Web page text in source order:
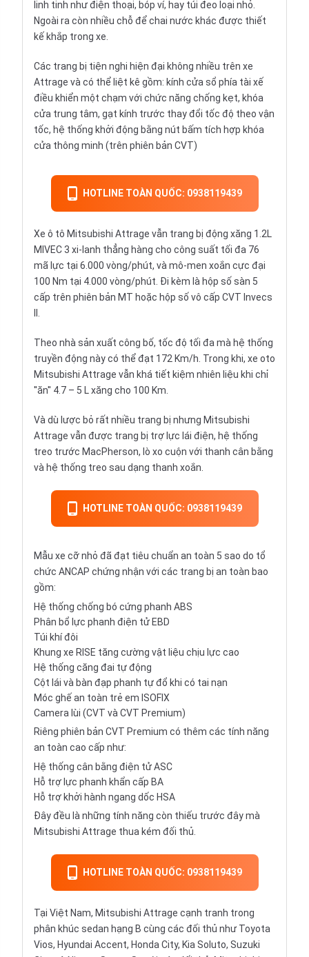
linh tinh như điện thoại, bóp ví, hay túi đeo loại nhỏ.
Ngoài ra còn nhiều chỗ để chai nước khác được thiết
kế khắp trong xe.
Các trang bị tiện nghi hiện đại không nhiều trên xe
Attrage và có thể liệt kê gồm: kính cửa sổ phía tài xế
điều khiển một chạm với chức năng chống kẹt, khóa
cửa trung tâm, gạt kính trước thay đổi tốc độ theo vận
tốc, hệ thống khởi động bằng nút bấm tích hợp khóa
cửa thông minh (trên phiên bản CVT)
HOTLINE TOÀN QUỐC: 0938119439
Xe ô tô Mitsubishi Attrage vẫn trang bị động xăng 1.2L
MIVEC 3 xi-lanh thẳng hàng cho công suất tối đa 76
mã lực tại 6.000 vòng/phút, và mô-men xoắn cực đại
100 Nm tại 4.000 vòng/phút. Đi kèm là hộp số sàn 5
cấp trên phiên bản MT hoặc hộp số vô cấp CVT Invecs
II.
Theo nhà sản xuất công bố, tốc độ tối đa mà hệ thống
truyền động này có thể đạt 172 Km/h. Trong khi, xe oto
Mitsubishi Attrage vẫn khá tiết kiệm nhiên liệu khi chỉ
''ăn'' 4.7 – 5 L xăng cho 100 Km.
Và dù lược bỏ rất nhiều trang bị nhưng Mitsubishi
Attrage vẫn được trang bị trợ lực lái điện, hệ thống
treo trước MacPherson, lò xo cuộn với thanh cân bằng
và hệ thống treo sau dạng thanh xoắn.
HOTLINE TOÀN QUỐC: 0938119439
Mẫu xe cỡ nhỏ đã đạt tiêu chuẩn an toàn 5 sao do tổ
chức ANCAP chứng nhận với các trang bị an toàn bao
gồm:
Hệ thống chống bó cứng phanh ABS
Phân bổ lực phanh điện tử EBD
Túi khí đôi
Khung xe RISE tăng cường vật liệu chịu lực cao
Hệ thống căng đai tự động
Cột lái và bàn đạp phanh tự đổ khi có tai nạn
Móc ghế an toàn trẻ em ISOFIX
Camera lùi (CVT và CVT Premium)
Riêng phiên bản CVT Premium có thêm các tính năng
an toàn cao cấp như:
Hệ thống cân bằng điện tử ASC
Hỗ trợ lực phanh khẩn cấp BA
Hỗ trợ khởi hành ngang dốc HSA
Đây đều là những tính năng còn thiếu trước đây mà
Mitsubishi Attrage thua kém đối thủ.
HOTLINE TOÀN QUỐC: 0938119439
Tại Việt Nam, Mitsubishi Attrage cạnh tranh trong
phân khúc sedan hạng B cùng các đối thủ như Toyota
Vios, Hyundai Accent, Honda City, Kia Soluto, Suzuki